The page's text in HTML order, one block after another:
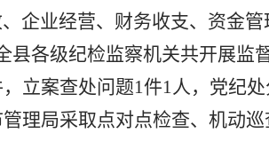
企业经营、财务收支、资金
县各级纪检监察机关共开展监
立案查处问题1件1人，党纪处
理局采取点对点检查、机动